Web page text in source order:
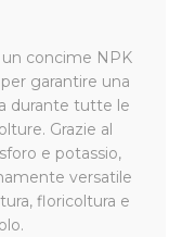
un concime NPK
garantire una
durante tutte le
Grazie al
e potassio,
versatile
floricoltura e